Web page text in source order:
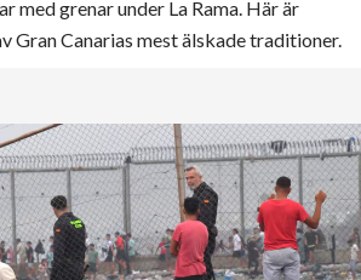
med grenar under La Rama. Här är
Gran Canarias mest älskade traditioner.